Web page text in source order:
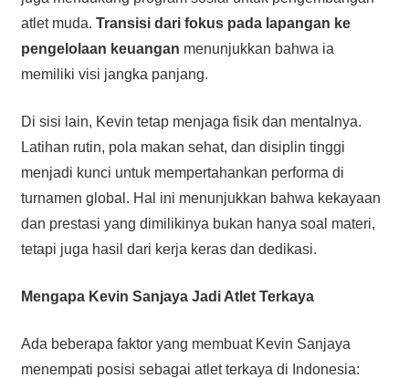
atlet muda. Transisi dari fokus pada lapangan ke
pengelolaan keuangan menunjukkan bahwa ia
memiliki visi jangka panjang.
Di sisi lain, Kevin tetap menjaga fisik dan mentalnya.
Latihan rutin, pola makan sehat, dan disiplin tinggi
menjadi kunci untuk mempertahankan performa di
turnamen global. Hal ini menunjukkan bahwa kekayaan
dan prestasi yang dimilikinya bukan hanya soal materi,
tetapi juga hasil dari kerja keras dan dedikasi.
Mengapa Kevin Sanjaya Jadi Atlet Terkaya
Ada beberapa faktor yang membuat Kevin Sanjaya
menempati posisi sebagai atlet terkaya di Indonesia: